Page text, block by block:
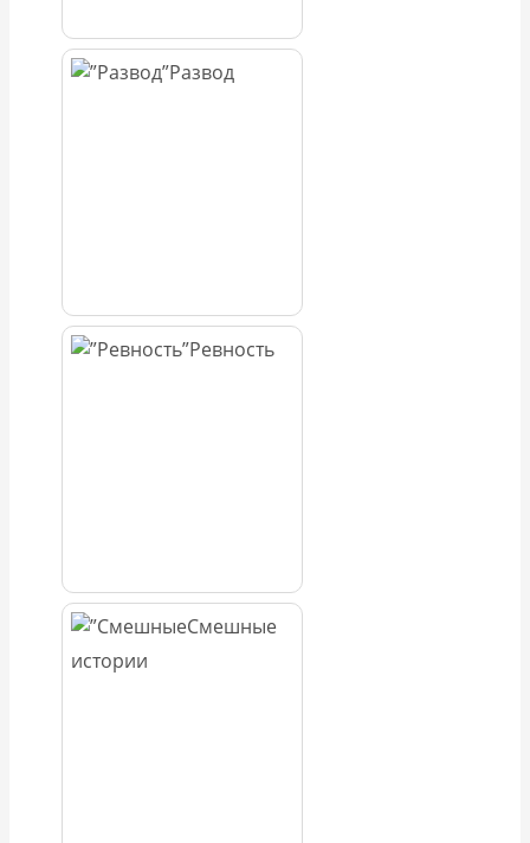
Развод
Ревность
Смешные
истории